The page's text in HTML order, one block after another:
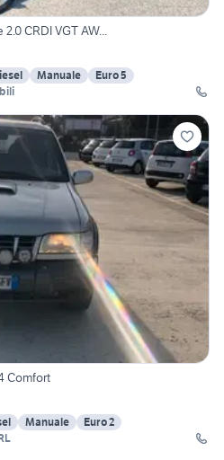
CRDI VGT AW...
Manuale
Euro 5
Comfort
Manuale
Euro 2